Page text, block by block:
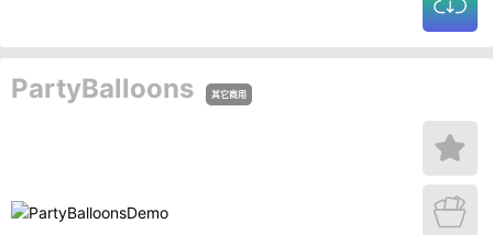
PartyBalloons 其它商用